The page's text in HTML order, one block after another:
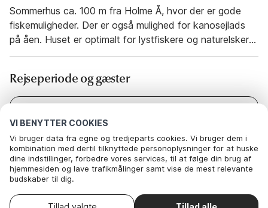
VI BENYTTER COOKIES
Vi bruger data fra egne og tredjeparts cookies. Vi bruger dem i
kombination med dertil tilknyttede personoplysninger for at huske
dine indstillinger, forbedre vores services, til at følge din brug af
hjemmesiden og lave trafikmålinger samt vise de mest relevante
budskaber til dig.
hvilke af vores valgfrie cookies du vil acceptere.
Sommerhus ca. 100 m fra Holme Å, hvor der er gode
fiskemuligheder. Der er også mulighed for kanosejlads
på åen. Huset er optimalt for lystfiskere og naturelskere,
da der er fiskerenseplads og stor fælles fryser på 60-99
i fælleshus. Fiskekort kan købes ved Brugsen.
Fælleshus på 80 m2 bygget i 2008 med frit, trådløst
betaling. Sommerhuset er beliggende tæt ved
fælleshuset og på egen naturgrund med
parkeringsmulighed helt op til sommerhuset. Børnene
kan lege i skoven og nyde fårene på marken.
Rejseperiode og gæster
Gæster 2 Gæster
valgte datoer. Prøv andre datoer.
Skift